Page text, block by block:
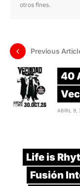
otros fines.
Previous
40
ABRIL 9,
Life is
Fusión